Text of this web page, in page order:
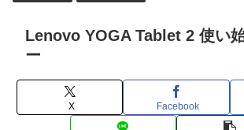
Lenovo YOGA Tablet 2 使い
ー
X Facebook